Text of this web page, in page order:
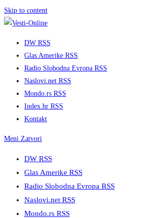
Skip to content
DW RSS
Glas Amerike RSS
Radio Slobodna Evropa RSS
Naslovi.net RSS
Mondo.rs RSS
Index.hr RSS
Kontakt
Meni Zatvori
DW RSS
Glas Amerike RSS
Radio Slobodna Evropa RSS
Naslovi.net RSS
Mondo.rs RSS